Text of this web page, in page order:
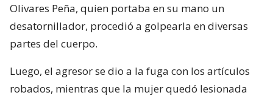
Olivares Peña, quien portaba en su mano un
desatornillador, procedió a golpearla en diversas
partes del cuerpo.
Luego, el agresor se dio a la fuga con los artículos
robados, mientras que la mujer quedó lesionada